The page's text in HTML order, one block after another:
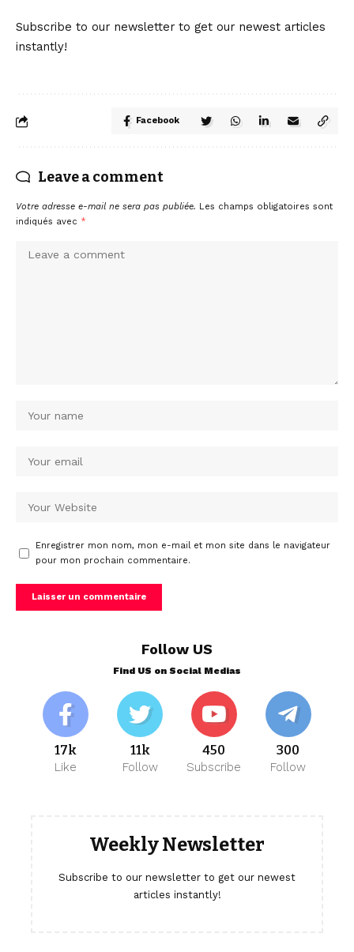
Subscribe to our newsletter to get our newest articles
instantly!
Facebook
Leave a comment
Votre adresse e-mail ne sera pas publiée. Les champs obligatoires sont
indiqués avec *
Enregistrer mon nom, mon e-mail et mon site dans le navigateur
pour mon prochain commentaire.
Follow US
Find US on Social Medias
17k
Like
11k
Follow
450
Subscribe
300
Follow
Weekly Newsletter
Subscribe to our newsletter to get our newest
articles instantly!